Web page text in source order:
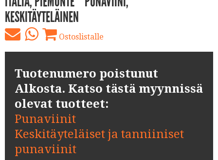
KESKITÄYTELÄINEN
Ostoslistalle
Tuotenumero poistunut
Alkosta. Katso tästä myynnissä
olevat tuotteet:
Punaviinit
Keskitäyteläiset ja tanniiniset
punaviinit